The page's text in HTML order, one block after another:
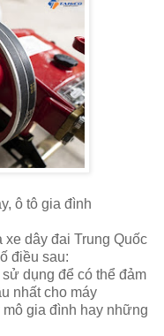
ô tô gia đình
dây đai Trung Quốc
điều sau:
dụng để có thể đảm
nhất cho máy
gia đình hay những